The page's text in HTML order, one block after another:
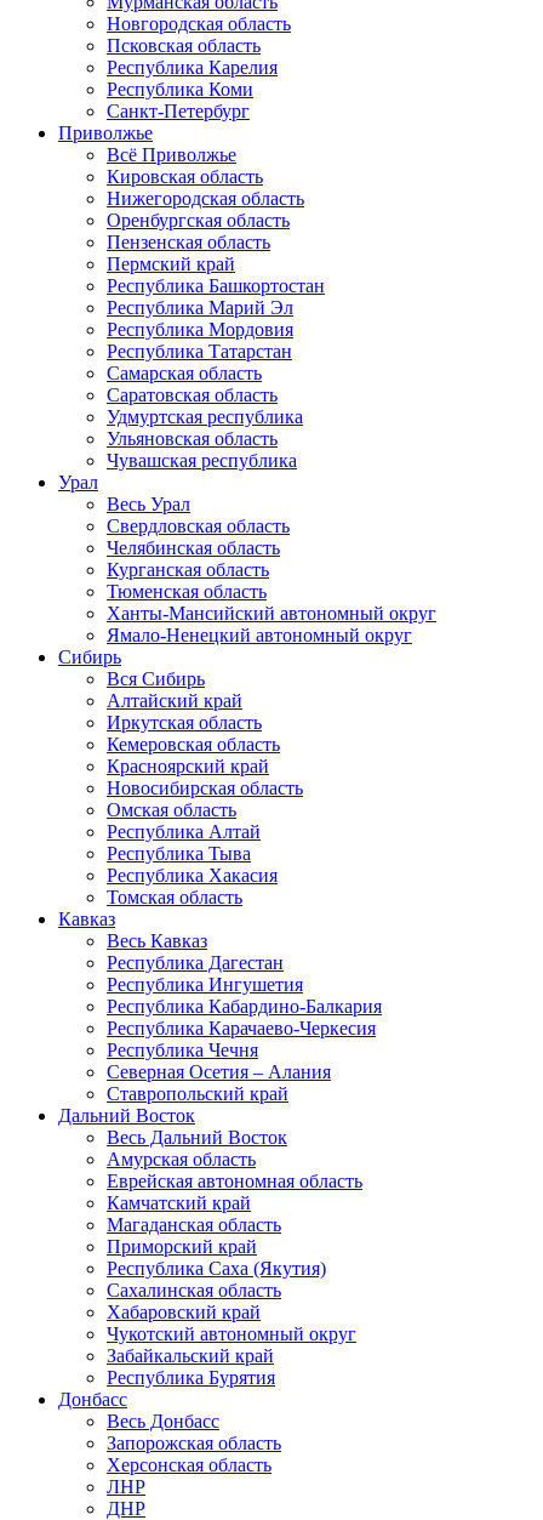
Новгородская область
Псковская область
Республика Карелия
Республика Коми
Санкт-Петербург
Приволжье
Всё Приволжье
Кировская область
Нижегородская область
Оренбургская область
Пензенская область
Пермский край
Республика Башкортостан
Республика Марий Эл
Республика Мордовия
Республика Татарстан
Самарская область
Саратовская область
Удмуртская республика
Ульяновская область
Чувашская республика
Урал
Весь Урал
Свердловская область
Челябинская область
Курганская область
Тюменская область
Ханты-Мансийский автономный округ
Ямало-Ненецкий автономный округ
Сибирь
Вся Сибирь
Алтайский край
Иркутская область
Кемеровская область
Красноярский край
Новосибирская область
Омская область
Республика Алтай
Республика Тыва
Республика Хакасия
Томская область
Кавказ
Весь Кавказ
Республика Дагестан
Республика Ингушетия
Республика Кабардино-Балкария
Республика Карачаево-Черкесия
Республика Чечня
Северная Осетия – Алания
Ставропольский край
Дальний Восток
Весь Дальний Восток
Амурская область
Еврейская автономная область
Камчатский край
Магаданская область
Приморский край
Республика Саха (Якутия)
Сахалинская область
Хабаровский край
Чукотский автономный округ
Забайкальский край
Республика Бурятия
Донбасс
Весь Донбасс
Запорожская область
Херсонская область
ЛНР
ДНР